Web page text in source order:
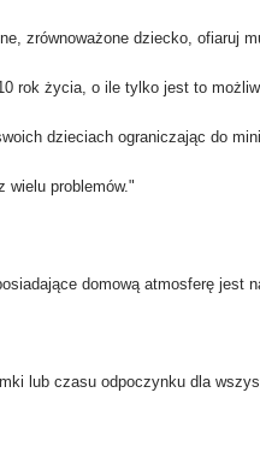
zrównoważone dziecko, ofiaruj
rok życia, o ile tylko jest to
dzieciach ograniczając do
wielu problemów."
domową atmosferę jest
lub czasu odpoczynku dla